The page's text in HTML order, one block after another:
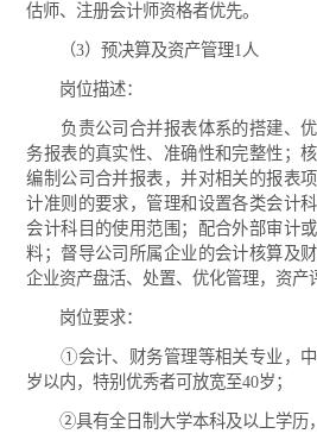
估师、注册会计师资格者优先。
（3）预决算及资产管理1人
岗位描述：
负责公司合并报表体系的搭建、优
务报表的真实性、准确性和完整性；
编制公司合并报表，并对相关的报表
计准则的要求，管理和设置各类会计
会计科目的使用范围；配合外部审计
料；督导公司所属企业的会计核算及
企业资产盘活、处置、优化管理，资产
岗位要求：
①会计、财务管理等相关专业，中
岁以内，特别优秀者可放宽至40岁；
②具有全日制大学本科及以上学历，